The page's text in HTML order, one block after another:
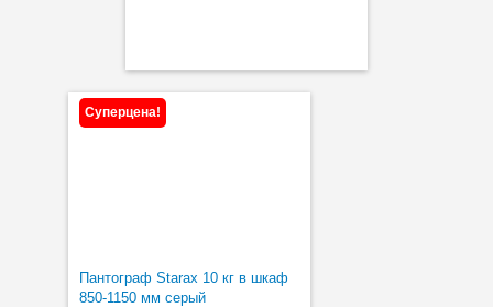
Суперцена!
Пантограф Starax 10 кг в шкаф
850-1150 мм серый